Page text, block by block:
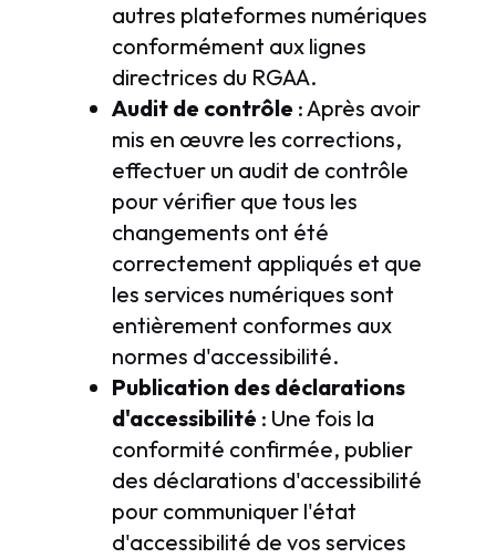
autres plateformes numériques
conformément aux lignes
directrices du RGAA.
Audit de contrôle : Après avoir
mis en œuvre les corrections,
effectuer un audit de contrôle
pour vérifier que tous les
changements ont été
correctement appliqués et que
les services numériques sont
entièrement conformes aux
normes d'accessibilité.
Publication des déclarations
d'accessibilité : Une fois la
conformité confirmée, publier
des déclarations d'accessibilité
pour communiquer l'état
d'accessibilité de vos services